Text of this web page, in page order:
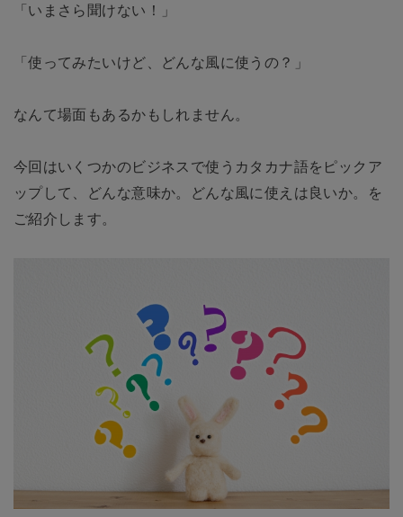
「いまさら聞けない！」
「使ってみたいけど、どんな風に使うの？」
なんて場面もあるかもしれません。
今回はいくつかのビジネスで使うカタカナ語をピックア
ップして、どんな意味か。どんな風に使えは良いか。を
ご紹介します。